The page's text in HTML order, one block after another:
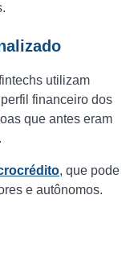
utilizam
financeiro dos
que antes eram
, que pode
e autônomos.